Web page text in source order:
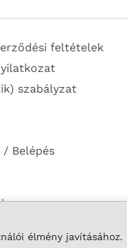
élmény javításához.
feltételek
szabályzat
/ Belépés